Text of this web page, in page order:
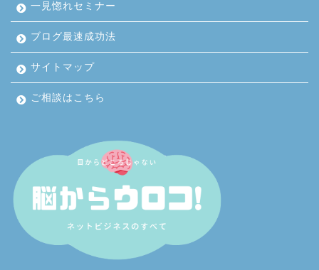
一見惚れセミナー
ブログ最速成功法
サイトマップ
ご相談はこちら